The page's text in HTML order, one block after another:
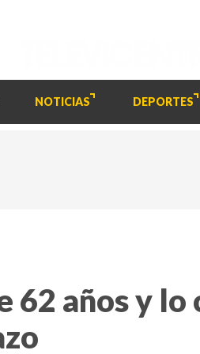
NOTICIAS DEPORTES
62 años y lo